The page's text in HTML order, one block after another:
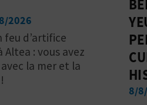
2026
feu d’artifice
Altea : vous avez
la mer et la
8/